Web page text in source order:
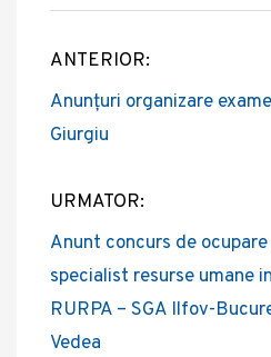
Post
navigation
ANTERIOR:
Anunțuri organizare
Giurgiu
URMATOR:
Anunt concurs de
specialist resurse umane
RURPA – SGA Ilfov-
Vedea